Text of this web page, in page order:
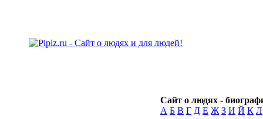
Сайт о людях -
А Б В Г Д Е Ж З И Й К Л